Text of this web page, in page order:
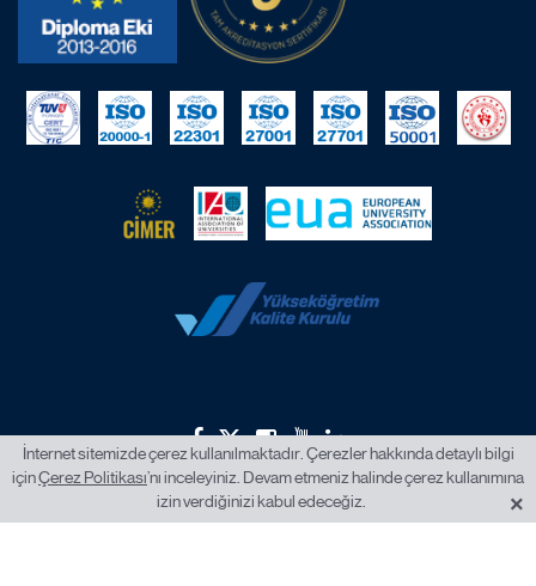
2026 © İstanbul Okan Üniversitesi.
İnternet sitemizde çerez kullanılmaktadır. Çerezler hakkında detaylı bilgi
içinÇerez Politikası’nı inceleyiniz. Devam etmeniz halinde çerez kullanımına
izin verdiğinizi kabul edeceğiz.
×